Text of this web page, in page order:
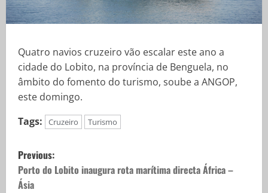
Quatro navios cruzeiro vão escalar este ano a
cidade do Lobito, na província de Benguela, no
âmbito do fomento do turismo, soube a ANGOP,
este domingo.
Tags:
Cruzeiro Turismo
Previous:
Porto do Lobito inaugura rota marítima directa África –
Ásia